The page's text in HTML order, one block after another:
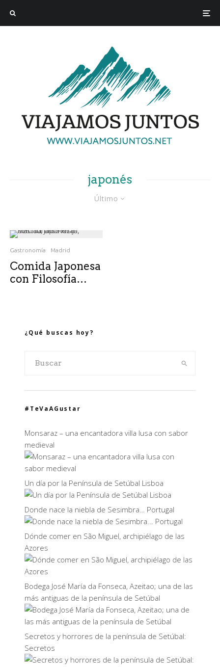
japonés
Último
Gastronomía Madrid
Comida Japonesa
con Filosofía…
¿Qué buscas hoy?
#TeVaAGustar
Monsaraz – una encantadora villa lusa con sabor
medieval
Un día por la Península de Setúbal Lisboa
Donde nace la niebla de Sesimbra… Portugal
Dónde comer en São Miguel, archipiélago de las
Azores
Bodega José María da Fonseca, Azeitao; una de las
más antiguas de la península de Setúbal
Secretos y horrores de la península de Setúbal:
Secretos